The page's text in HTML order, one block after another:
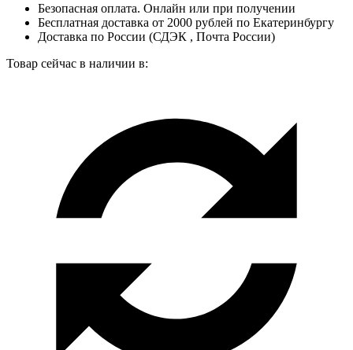
Безопасная оплата. Онлайн или при получении
Бесплатная доставка от 2000 рублей по Екатеринбургу
Доставка по России (СДЭК , Почта России)
Товар сейчас в наличии в: